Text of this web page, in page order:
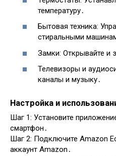
температуру․
Бытовая техника:
стиральными
Замки: Открывайте и
Телевизоры и
каналы и музыку․
Настройка и
Шаг 1: Установите
смартфон․
Шаг 2: Подключите Amazon
аккаунт Amazon․